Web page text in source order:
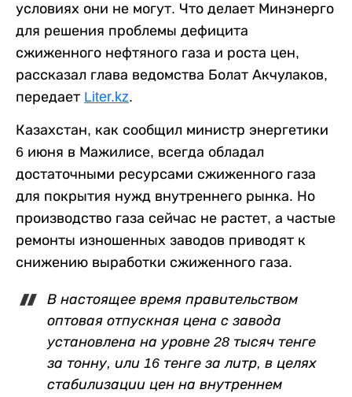
условиях они не могут. Что делает Минэнерго
для решения проблемы дефицита
сжиженного нефтяного газа и роста цен,
рассказал глава ведомства Болат Акчулаков,
передает Liter.kz.
Казахстан, как сообщил министр энергетики
6 июня в Мажилисе, всегда обладал
достаточными ресурсами сжиженного газа
для покрытия нужд внутреннего рынка. Но
производство газа сейчас не растет, а частые
ремонты изношенных заводов приводят к
снижению выработки сжиженного газа.
В настоящее время правительством
оптовая отпускная цена с завода
установлена на уровне 28 тысяч тенге
за тонну, или 16 тенге за литр, в целях
стабилизации цен на внутреннем